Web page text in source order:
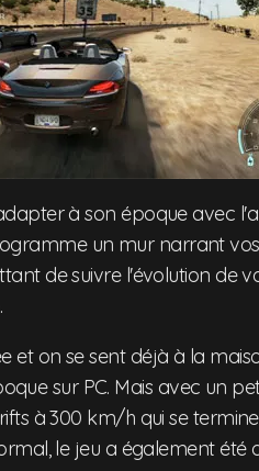
à son époque avec
un mur narrant
de suivre l'évolution de
et on se sent déjà à la
sur PC. Mais avec un
à 300 km/h qui se
le jeu a également